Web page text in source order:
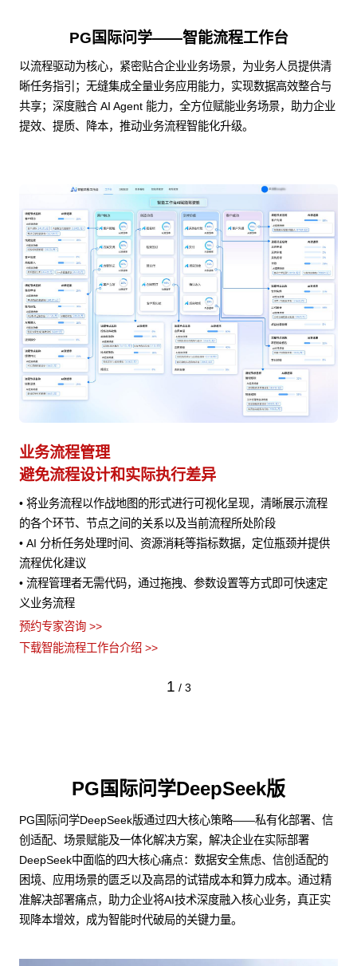
PG国际问学——智能流程工作台
以流程驱动为核心，紧密贴合企业业务场景，为业务人员提供清
晰任务指引；无缝集成全量业务应用能力，实现数据高效整合与
共享；深度融合 AI Agent 能力，全方位赋能业务场景，助力企业
提效、提质、降本，推动业务流程智能化升级。
业务流程管理
避免流程设计和实际执行差异
• 将业务流程以作战地图的形式进行可视化呈现，清晰展示流程
的各个环节、节点之间的关系以及当前流程所处阶段
• AI 分析任务处理时间、资源消耗等指标数据，定位瓶颈并提供
流程优化建议
• 流程管理者无需代码，通过拖拽、参数设置等方式即可快速定
义业务流程
预约专家咨询 >>
下载智能流程工作台介绍 >>
1 / 3
PG国际问学DeepSeek版
PG国际问学DeepSeek版通过四大核心策略——私有化部署、信
创适配、场景赋能及一体化解决方案，解决企业在实际部署
DeepSeek中面临的四大核心痛点：数据安全焦虑、信创适配的
困境、应用场景的匮乏以及高昂的试错成本和算力成本。通过精
准解决部署痛点，助力企业将AI技术深度融入核心业务，真正实
现降本增效，成为智能时代破局的关键力量。